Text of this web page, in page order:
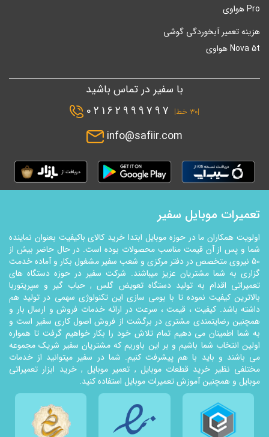
Pro هواوی
هزینه تعمیر آبخوردگی گوشی
Nova 5t هواوی
با سفیر در تماس باشید
|۳۰ خط|
02162999797
info@safiir.com
تعمیرات موبایل سفیر
اولویت همکاران ما در حوزه موبایل ابتدا خرید کالای باکیفیت بعنوان نماینده
شما و پس از آن قیمت مناسب محصولات بوده است. در حال حاضر بیش از
50 نیروی متخصص در دفتر مرکزی و شعب سفیر مشغول بکار و آماده خدمت
گزاری به شما مشتریان عزیز میباشند. شرکت سفیر در حوزه دستگاه های
تعمیراتی اقدام به تولید دستگاه تعویض گلس , حباب گیر و سپریتوربا
بالاترین کیفیت نموده تا با بومی سازی این تکنولوژي سهمی در تولید هم
داشته باشد. کیفیت ، قیمت ، سرعت در ارائه خدمات فروش و ارسال بار و
همچنین رضایتمندی مشتری در برگشت از فروش اصول کاری سفیر است و
به شما اطمینان می دهیم تمام تلاش خود را بکار خواهیم گرفت تا همواره
اولین انتخاب شما باشیم و بر این باوریم که مشتریان سفیر شریک مجموعه
می باشند و باید با هم پیشرفت کنیم. شما در سفیر میتوانید از خدمات
مختلفی نظیر خرید قطعات موبایل , تعمیر موبایل , خرید ابزار تعمیراتی
موبایل و همچنین آموزش تعمیرات موبایل استفاده کنید.